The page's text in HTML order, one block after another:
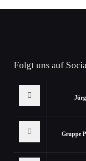
Folgt uns auf
Gruppe